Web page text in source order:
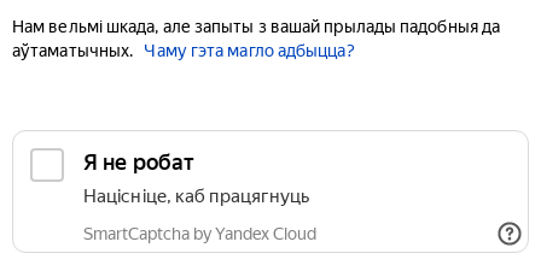
Нам вельмі шкада, але запыты з вашай прылады падобныя да
аўтаматычных.
Чаму гэта магло адбыцца?
Я не робат
Націсніце, каб працягнуць
SmartCaptcha by Yandex Cloud